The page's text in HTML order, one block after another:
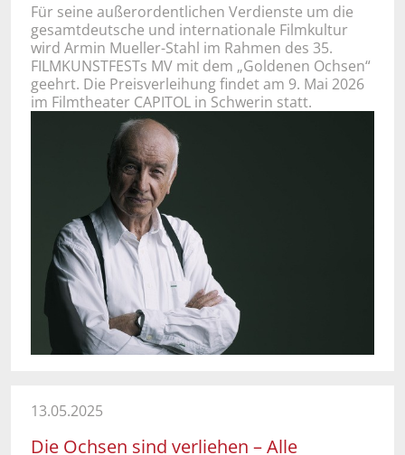
Für seine außerordentlichen Verdienste um die
gesamtdeutsche und internationale Filmkultur
wird Armin Mueller-Stahl im Rahmen des 35.
FILMKUNSTFESTs MV mit dem „Goldenen Ochsen“
geehrt. Die Preisverleihung findet am 9. Mai 2026
im Filmtheater CAPITOL in Schwerin statt.
13.05.2025
Die Ochsen sind verliehen – Alle